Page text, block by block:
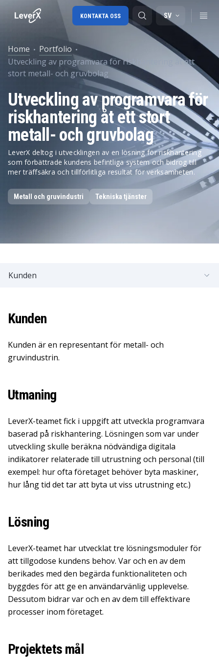
SAP-konsulttjänster
SAP EWM
SV
KONTAKTA OSS
Home
Portfolio
Utveckling av programvara för riskhantering åt ett
stort metall- och gruvbolag
Utveckling av programvara för
riskhantering åt ett stort
metall- och gruvbolag
LeverX deltog i utvecklingen av en lösning för riskhantering
som förbättrade kundens befintliga system och bidrog till
mer träffsäkra och tillförlitliga resultat för verksamheten.
Metall och gruvindustri Tekniska tjänster
Kunden
Kunden
Kunden är en representant för metall- och
gruvindustrin.
Utmaning
LeverX-teamet fick i uppgift att utveckla programvara
baserad på riskhantering. Lösningen som var under
utveckling skulle beräkna nödvändiga digitala
indikatorer relaterade till utrustning och personal (till
exempel: hur ofta företaget behöver byta maskiner,
hur lång tid det tar att byta ut viss utrustning etc.)
Lösning
LeverX-teamet har utvecklat tre lösningsmoduler för
att tillgodose kundens behov. Var och en av dem
berikades med den begärda funktionaliteten och
byggdes för att ge en användarvänlig upplevelse.
Dessutom bidrar var och en av dem till effektivare
processer inom företaget.
Projektets mål